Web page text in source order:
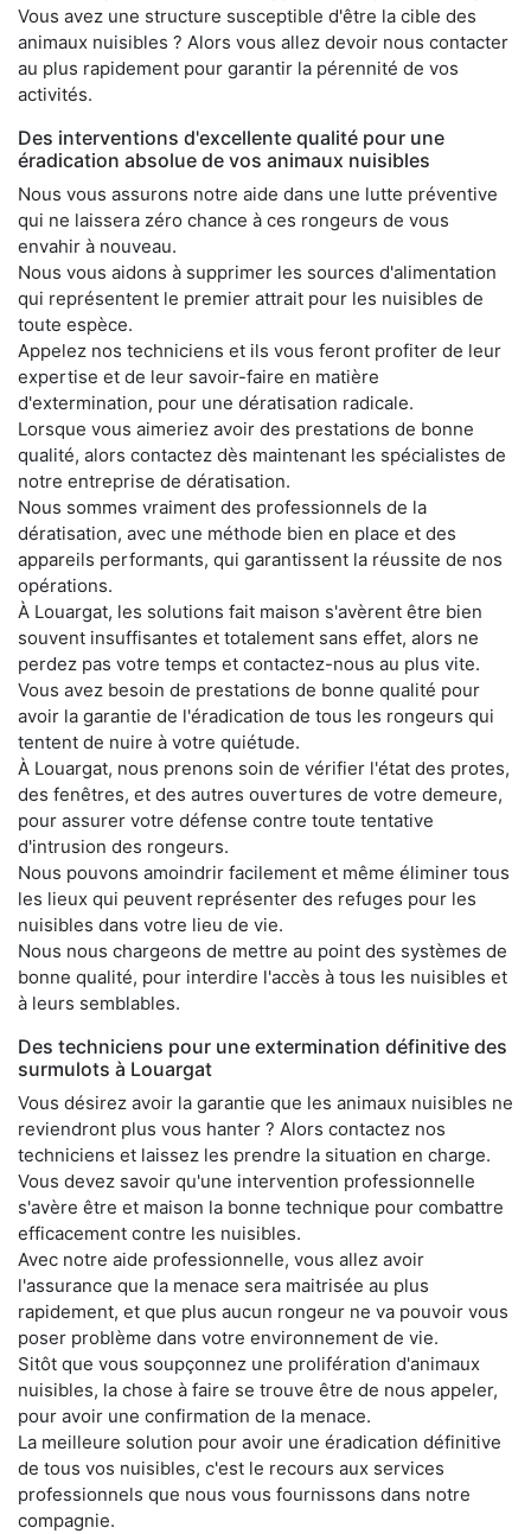
Vous avez une structure susceptible d'être la cible des
animaux nuisibles ? Alors vous allez devoir nous contacter
au plus rapidement pour garantir la pérennité de vos
activités.
Des interventions d'excellente qualité pour une
éradication absolue de vos animaux nuisibles
Nous vous assurons notre aide dans une lutte préventive
qui ne laissera zéro chance à ces rongeurs de vous
envahir à nouveau.
Nous vous aidons à supprimer les sources d'alimentation
qui représentent le premier attrait pour les nuisibles de
toute espèce.
Appelez nos techniciens et ils vous feront profiter de leur
expertise et de leur savoir-faire en matière
d'extermination, pour une dératisation radicale.
Lorsque vous aimeriez avoir des prestations de bonne
qualité, alors contactez dès maintenant les spécialistes de
notre entreprise de dératisation.
Nous sommes vraiment des professionnels de la
dératisation, avec une méthode bien en place et des
appareils performants, qui garantissent la réussite de nos
opérations.
À Louargat, les solutions fait maison s'avèrent être bien
souvent insuffisantes et totalement sans effet, alors ne
perdez pas votre temps et contactez-nous au plus vite.
Vous avez besoin de prestations de bonne qualité pour
avoir la garantie de l'éradication de tous les rongeurs qui
tentent de nuire à votre quiétude.
À Louargat, nous prenons soin de vérifier l'état des protes,
des fenêtres, et des autres ouvertures de votre demeure,
pour assurer votre défense contre toute tentative
d'intrusion des rongeurs.
Nous pouvons amoindrir facilement et même éliminer tous
les lieux qui peuvent représenter des refuges pour les
nuisibles dans votre lieu de vie.
Nous nous chargeons de mettre au point des systèmes de
bonne qualité, pour interdire l'accès à tous les nuisibles et
à leurs semblables.
Des techniciens pour une extermination définitive des
surmulots à Louargat
Vous désirez avoir la garantie que les animaux nuisibles ne
reviendront plus vous hanter ? Alors contactez nos
techniciens et laissez les prendre la situation en charge.
Vous devez savoir qu'une intervention professionnelle
s'avère être et maison la bonne technique pour combattre
efficacement contre les nuisibles.
Avec notre aide professionnelle, vous allez avoir
l'assurance que la menace sera maitrisée au plus
rapidement, et que plus aucun rongeur ne va pouvoir vous
poser problème dans votre environnement de vie.
Sitôt que vous soupçonnez une prolifération d'animaux
nuisibles, la chose à faire se trouve être de nous appeler,
pour avoir une confirmation de la menace.
La meilleure solution pour avoir une éradication définitive
de tous vos nuisibles, c'est le recours aux services
professionnels que nous vous fournissons dans notre
compagnie.